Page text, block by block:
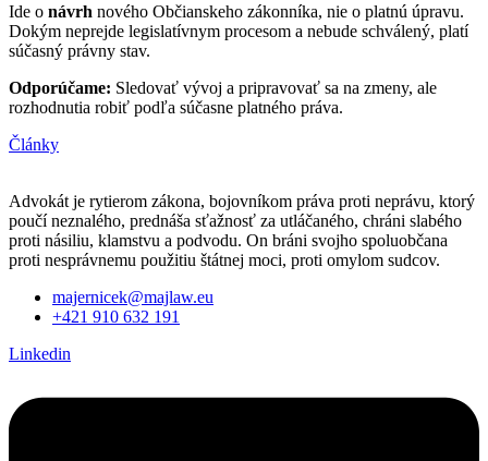
Ide o návrh nového Občianskeho zákonníka, nie o platnú úpravu.
Dokým neprejde legislatívnym procesom a nebude schválený, platí
súčasný právny stav.
Odporúčame: Sledovať vývoj a pripravovať sa na zmeny, ale
rozhodnutia robiť podľa súčasne platného práva.
Články
Advokát je rytierom zákona, bojovníkom práva proti neprávu, ktorý
poučí neznalého, prednáša sťažnosť za utláčaného, chráni slabého
proti násiliu, klamstvu a podvodu. On bráni svojho spoluobčana
proti nesprávnemu použitiu štátnej moci, proti omylom sudcov.
majernicek@majlaw.eu
+421 910 632 191
Linkedin